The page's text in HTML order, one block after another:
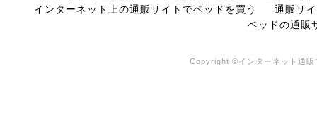
インターネット上の通販サイトでベッドを買う
通販サ
ベッドの通販
Copyright ©インターネット通